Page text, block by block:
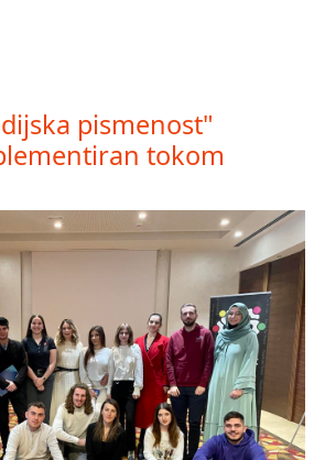
pismenost"
tokom